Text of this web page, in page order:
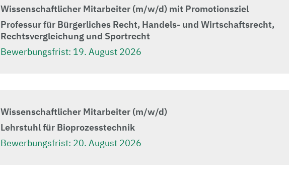
Wissenschaftlicher Mitarbeiter (m/w/d) mit Promotionsziel
Professur für Bürgerliches Recht, Handels- und Wirtschaftsrecht,
Rechtsvergleichung und Sportrecht
Bewerbungsfrist: 19. August 2026
Wissenschaftlicher Mitarbeiter (m/w/d)
Lehrstuhl für Bioprozesstechnik
Bewerbungsfrist: 20. August 2026